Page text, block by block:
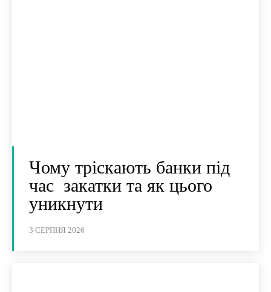
Чому тріскають банки під
час закатки та як цього
уникнути
3 СЕРПНЯ 2026